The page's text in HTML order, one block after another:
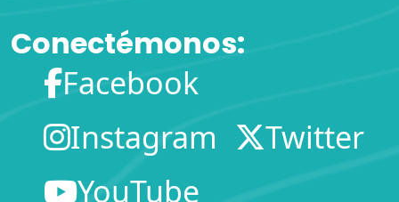
Conectémonos:
Facebook
Instagram
Twitter
YouTube